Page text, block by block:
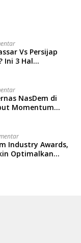
Vs Persijap
Ini 3 Hal
NasDem di
Momentum
Industry Awards,
Optimalkan